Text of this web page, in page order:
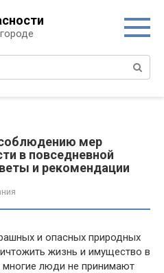
соблюдению мер
в повседневной
и рекомендации
и опасных природных
жизнь и имущество в
люди не принимают